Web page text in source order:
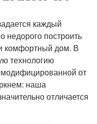
каждый
недорого построить
комфортный дом. В
технологию
от
наша
отличается